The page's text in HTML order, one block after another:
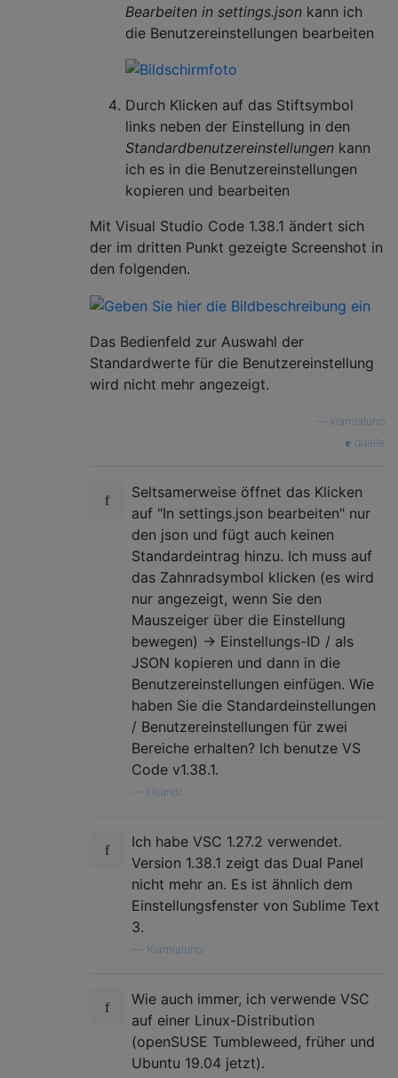
Bearbeiten in settings.json kann ich
die Benutzereinstellungen bearbeiten
Durch Klicken auf das Stiftsymbol
links neben der Einstellung in den
Standardbenutzereinstellungen kann
ich es in die Benutzereinstellungen
kopieren und bearbeiten
Mit Visual Studio Code 1.38.1 ändert sich
der im dritten Punkt gezeigte Screenshot in
den folgenden.
Das Bedienfeld zur Auswahl der
Standardwerte für die Benutzereinstellung
wird nicht mehr angezeigt.
kiamlaluno
quelle
Seltsamerweise öffnet das Klicken
auf "In settings.json bearbeiten" nur
den json und fügt auch keinen
Standardeintrag hinzu. Ich muss auf
das Zahnradsymbol klicken (es wird
nur angezeigt, wenn Sie den
Mauszeiger über die Einstellung
bewegen) -> Einstellungs-ID / als
JSON kopieren und dann in die
Benutzereinstellungen einfügen. Wie
haben Sie die Standardeinstellungen
/ Benutzereinstellungen für zwei
Bereiche erhalten? Ich benutze VS
Code v1.38.1.
Hsandt
Ich habe VSC 1.27.2 verwendet.
Version 1.38.1 zeigt das Dual Panel
nicht mehr an. Es ist ähnlich dem
Einstellungsfenster von Sublime Text
3.
Kiamlaluno
Wie auch immer, ich verwende VSC
auf einer Linux-Distribution
(openSUSE Tumbleweed, früher und
Ubuntu 19.04 jetzt).